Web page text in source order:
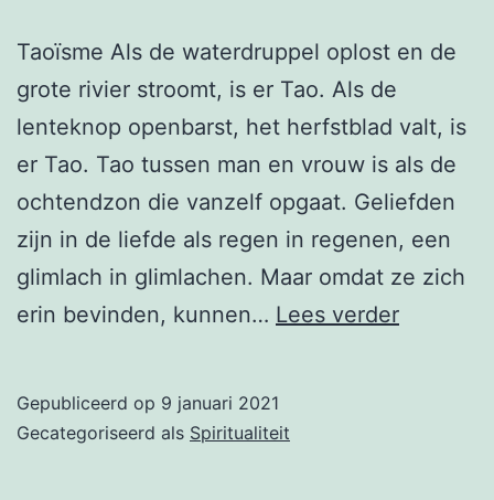
Taoïsme Als de waterdruppel oplost en de
grote rivier stroomt, is er Tao. Als de
lenteknop openbarst, het herfstblad valt, is
er Tao. Tao tussen man en vrouw is als de
ochtendzon die vanzelf opgaat. Geliefden
zijn in de liefde als regen in regenen, een
glimlach in glimlachen. Maar omdat ze zich
erin bevinden, kunnen… Lees verderTaoïsme
Gepubliceerd op 9 januari 2021
Gecategoriseerd als Spiritualiteit